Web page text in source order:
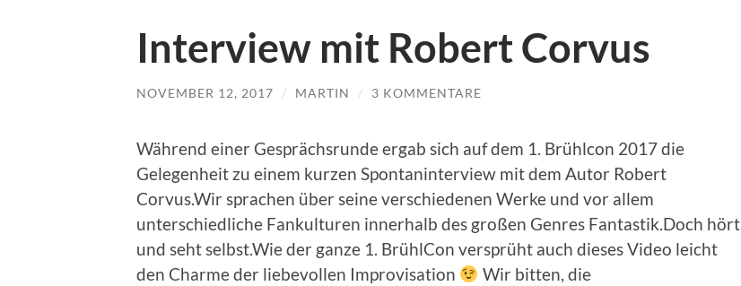
Interview mit Robert Corvus
NOVEMBER 12, 2017 / MARTIN / 3 KOMMENTARE
Während einer Gesprächsrunde ergab sich auf dem 1. Brühlcon 2017 die
Gelegenheit zu einem kurzen Spontaninterview mit dem Autor Robert
Corvus.Wir sprachen über seine verschiedenen Werke und vor allem
unterschiedliche Fankulturen innerhalb des großen Genres Fantastik.Doch hört
und seht selbst.Wie der ganze 1. BrühlCon versprüht auch dieses Video leicht
den Charme der liebevollen Improvisation
Wir bitten, die